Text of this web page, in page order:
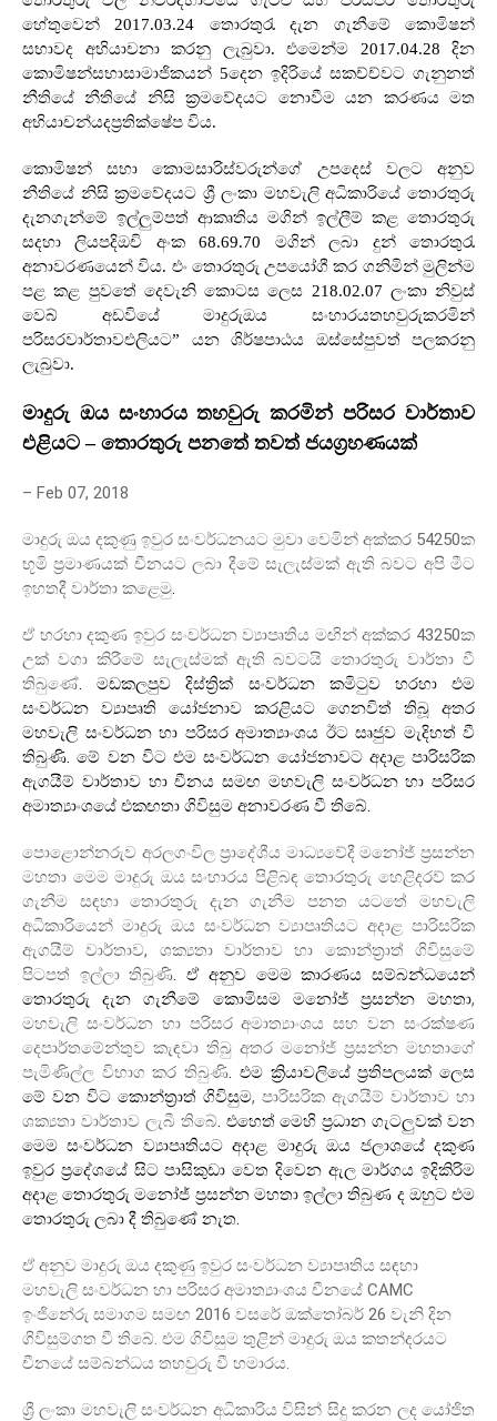
හේතුවෙන් 2017.03.24 තොරතුරැ දැන ගැනීමේ කොමිෂන්
සභාවද අභියාචනා කරනු ලැබුවා. එමෙන්ම 2017.04.28 දින
කොමිෂන්සභාසාමාජිකයන් 5දෙන ඉදිරියේ සකච්ච්වට ගැනුනත්
නීතියේ නීතියේ නිසි ක්‍රමවේදයට නොවීම යන කරණය මත
අභියාචන්යදප්‍රතික්ෂේප විය.
කොමිෂන් සභා කොමසාරිස්වරුන්ගේ උපදෙස් වලට අනුව
නීතියේ නිසි ක්‍රමවේදයට ශ්‍රී ලංකා මහවැලි අධිකාරියේ තොරතුරු
දැනගැන්මේ ඉල්ලුම්පත් ආකෘතිය මගින් ඉල්ලීම් කළ තොරතුරු
සදහා ලියපදිඔචි අංක68.69.70 මගින් ලබා දුන් තොරතුරැ
අනාවරණයෙන් විය. එං තොරතුරු උපයෝගී කර ගනිමින් මුලින්ම
පළ කළ පුවතේ දෙවැනි කොටස ලෙස 218.02.07 ලංකා නිවුස්
වෙබ් අඩවියේ මාදුරුඔය සංහාරයතහවුරුකරමින්
පරිසරවාර්තාවඑලියට” යන ශිර්ෂපාඨය ඔස්සේපුවත් පලකරනු
ලැබුවා.
මාදුරු ඔය සංහාරය තහවුරු කරමින් පරිසර වාර්තාව
එළියට– තොරතුරු පනතේ තවත් ජයග්‍රහණයක්
– Feb 07, 2018
මාදුරු ඔය දකුණු ඉවුර සංවර්ධනයට මුවා වෙමින් අක්කර 54250ක
භූමි ප්‍රමාණයක් චීනයට ලබා දීමේ සැලැස්මක් ඇති බවට අපි මීට
ඉහතදී වාර්තා කළෙමු.
ඒ හරහා දකුණ ඉවුර සංවර්ධන ව්‍යාපෘතිය මඟින් අක්කර 43250ක
උක් වගා කිරීමේ සැලැස්මක් ඇති බවටයි තොරතුරු වාර්තා වී
තිබුණේ.මඩකලපුව දිස්ත්‍රික් සංවර්ධන කමිටුව හරහා එම
සංවර්ධන ව්‍යාපෘති යෝජනාව කරළියට ගෙනවිත් තිබූ අතර
මහවැලි සංවර්ධන හා පරිසර අමාත්‍යාංශය ඊට සෘජුව මැදිහත් වී
තිබුණි.මේ වන විට එම සංවර්ධන යෝජනාවට අදාළ පාරිසරික
ඇගයීම් වාර්තාව හා චීනය සමඟ මහවැලි සංවර්ධන හා පරිසර
අමාත්‍යාංශයේ එකඟතා ගිවිසුම අනාවරණ වී තිබේ.
පොළොන්නරුව අරලගංවිල ප්‍රාදේශීය මාධ්‍යවේදී මනෝජ් ප්‍රසන්න
මහතා මෙම මාදුරු ඔය සංහාරය පිළිබඳ තොරතුරු හෙළිදරව් කර
ගැනීම සඳහා තොරතුරු දැන ගැනීම පනත යටතේ මහවැලි
අධිකාරියෙන් මාදුරු ඔය සංවර්ධන ව්‍යාපෘතියට අදාළ පාරිසරික
ඇගයීම් වාර්තාව, ශක්‍යතා වාර්තාව හා කොන්ත්‍රාත් ගිවිසුමේ
පිටපත් ඉල්ලා තිබුණි.ඒ අනුව මෙම කාරණය සම්බන්ධයෙන්
තොරතුරු දැන ගැනීමේ කොමිසම මනෝජ් ප්‍රසන්න මහතා,
මහවැලි සංවර්ධන හා පරිසර අමාත්‍යාංශය සහ වන සංරක්ෂණ
දෙපාර්තමේන්තුව කැඳවා තිබු අතර මනෝජ් ප්‍රසන්න මහතාගේ
පැමිණිල්ල විභාග කර තිබුණි. එම ක්‍රියාවලියේ ප්‍රතිපලයක් ලෙස
මේ වන විට කොන්ත්‍රාත් ගිවිසුම, පාරිසරික ඇගයීම් වාර්තාව හා
ශක්‍යතා වාර්තාව ලැබී තිබේ. එහෙත් මෙහි ප්‍රධාන ගැටලුවක් වන
මෙම සංවර්ධන ව්‍යාපෘතියට අදාළ මාදුරු ඔය ජලාශයේ දකුණ
ඉවුර ප්‍රදේශයේ සිට පාසිකුඩා වෙත දිවෙන ඇල මාර්ගය ඉදිකිරිම
අදාළ තොරතුරු මනෝජ් ප්‍රසන්න මහතා ඉල්ලා තිබුණ ද ඔහුට එම
තොරතුරු ලබා දී තිබුණේ නැත.
ඒ අනුව මාදුරු ඔය දකුණු ඉවුර සංවර්ධන ව්‍යාපෘතිය සඳහා
මහවැලි සංවර්ධන හා පරිසර අමාත්‍යාංශය චීනයේ CAMC
ඉංජිනේරු සමාගම සමඟ 2016 වසරේ ඔක්තෝබර් 26 වැනි දින
ගිවිසුම්ගත වී තිබේ. එම ගිවිසුම තුළින් මාදුරු ඔය කතන්දරයට
චීනයේ සම්බන්ධය තහවුරු වී හමාරය.
ශ්‍රී ලංකා මහවැලි සංවර්ධන අධිකාරිය විසින් සිදු කරන ලද යෝජිත